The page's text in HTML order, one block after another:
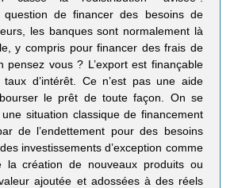
question de financer des besoins de
les banques sont normalement là
y compris pour financer des frais de
pensez vous ? L’export est finançable
d’intérêt. Ce n’est pas une aide
le prêt de toute façon. On se
situation classique de financement
de l’endettement pour des besoins
investissements d’exception comme
création de nouveaux produits ou
ajoutée et adossées à des réels